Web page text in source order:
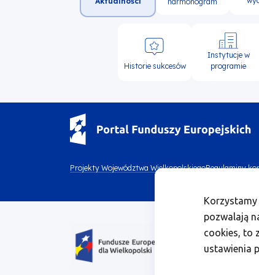
Korzystamy
pozwalają
cookies, to
ustawienia
Historie sukcesów
Instytucje w
programie
Menu
footer
bottom
1
Projekty Województwa WielkopolskiegoRegulaminy